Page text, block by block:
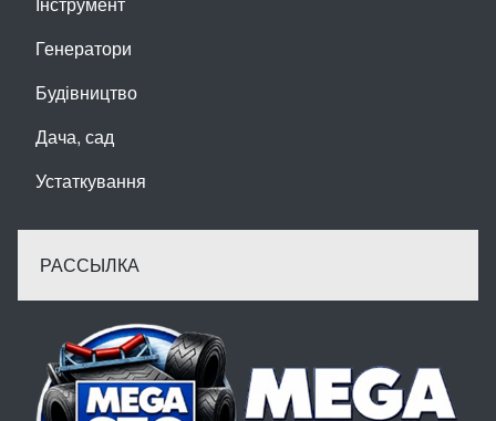
Генератори
Будівництво
Дача, сад
Устаткування
РАССЫЛКА